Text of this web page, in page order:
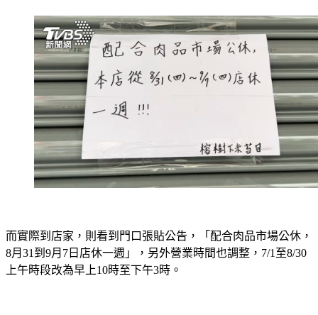
而實際到店家，則看到門口張貼公告，「配合肉品市場公休，
8月31到9月7日店休一週」，另外營業時間也調整，7/1至8/30